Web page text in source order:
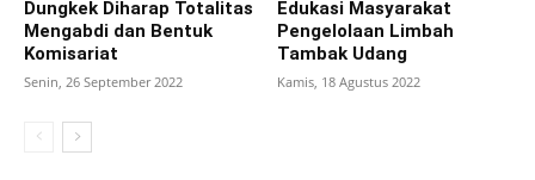
Dungkek Diharap Totalitas
Mengabdi dan Bentuk
Komisariat
Senin, 26 September 2022
Edukasi Masyarakat
Pengelolaan Limbah
Tambak Udang
Kamis, 18 Agustus 2022